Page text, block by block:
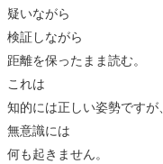
疑いながら
検証しながら
距離を保ったまま読む。
これは
知的には正しい姿勢ですが、
無意識には
何も起きません。